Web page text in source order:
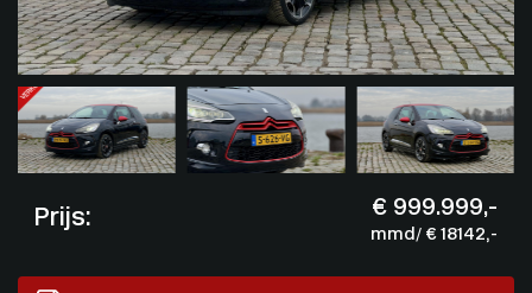
Prijs: € 999.999,-
mmd/ € 18142,-